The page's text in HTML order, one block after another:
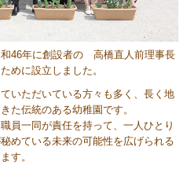
46年に創設者の 高橋直人前理事長
めに設立しました。
いただいている方々も多く、長く地
た伝統のある幼稚園です。
員一同が責任を持って、一人ひとり
めている未来の可能性を広げられる
す。